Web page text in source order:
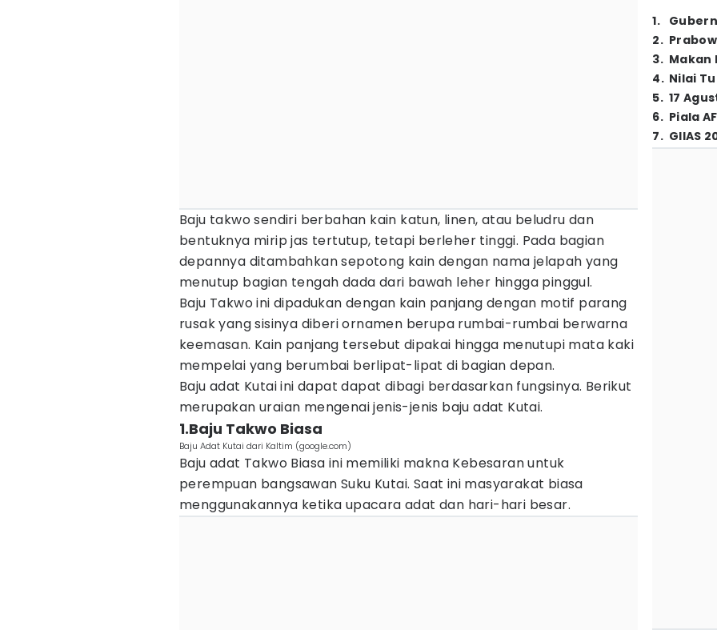
Baju takwo sendiri berbahan kain katun, linen, atau beludru dan
bentuknya mirip jas tertutup, tetapi berleher tinggi. Pada bagian
depannya ditambahkan sepotong kain dengan nama jelapah yang
menutup bagian tengah dada dari bawah leher hingga pinggul.
Baju Takwo ini dipadukan dengan kain panjang dengan motif parang
rusak yang sisinya diberi ornamen berupa rumbai-rumbai berwarna
keemasan. Kain panjang tersebut dipakai hingga menutupi mata kaki
mempelai yang berumbai berlipat-lipat di bagian depan.
Baju adat Kutai ini dapat dapat dibagi berdasarkan fungsinya. Berikut
merupakan uraian mengenai jenis-jenis baju adat Kutai.
1.Baju Takwo Biasa
Baju Adat Kutai dari Kaltim (google.com)
Baju adat Takwo Biasa ini memiliki makna Kebesaran untuk
perempuan bangsawan Suku Kutai. Saat ini masyarakat biasa
menggunakannya ketika upacara adat dan hari-hari besar.
1.
2.
3. Makan
4. Nilai
5. 17
6. Piala
7. GIIAS